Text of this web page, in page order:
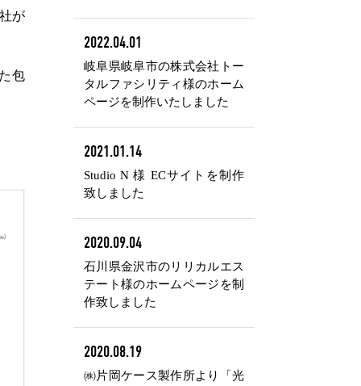
が
包
2022.04.01
岐阜県岐阜市の株式会社トー
タルファシリティ様のホーム
ページを制作いたしました
2021.01.14
Studio N 様 ECサイトを制作
致しました
2020.09.04
石川県金沢市のリリカルエス
テート様のホームページを制
作致しました
2020.08.19
㈱片岡ケース製作所より「光